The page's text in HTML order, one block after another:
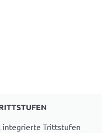
integrierte Trittstufen